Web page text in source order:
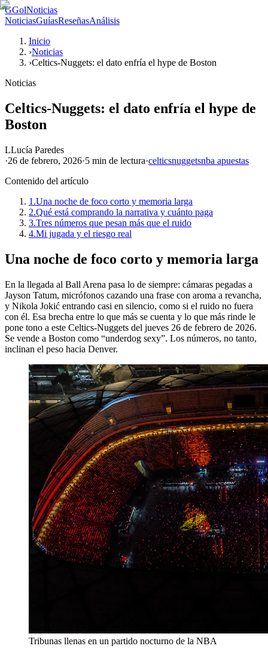
GGolNoticias
NoticiasGuíasReseñasAnálisis
Inicio
›Noticias
›Celtics-Nuggets: el dato enfría el hype de Boston
Noticias
Celtics-Nuggets: el dato enfría el hype de
Boston
LLucía Paredes
·26 de febrero, 2026·5 min de lectura·celticsnuggetsnba apuestas
Contenido del artículo
1.Una noche de foco corto y memoria larga
2.Qué está comprando la narrativa y cuánto paga
3.Tres números que pesan más que el ruido
4.Mi jugada y el riesgo real
Una noche de foco corto y memoria larga
En la llegada al Ball Arena pasa lo de siempre: cámaras pegadas a
Jayson Tatum, micrófonos cazando una frase con aroma a revancha,
y Nikola Jokić entrando casi en silencio, como si el ruido no fuera
con él. Esa brecha entre lo que más se cuenta y lo que más rinde le
pone tono a este Celtics-Nuggets del jueves 26 de febrero de 2026.
Se vende a Boston como “underdog sexy”. Los números, no tanto,
inclinan el peso hacia Denver.
Tribunas llenas en un partido nocturno de la NBA